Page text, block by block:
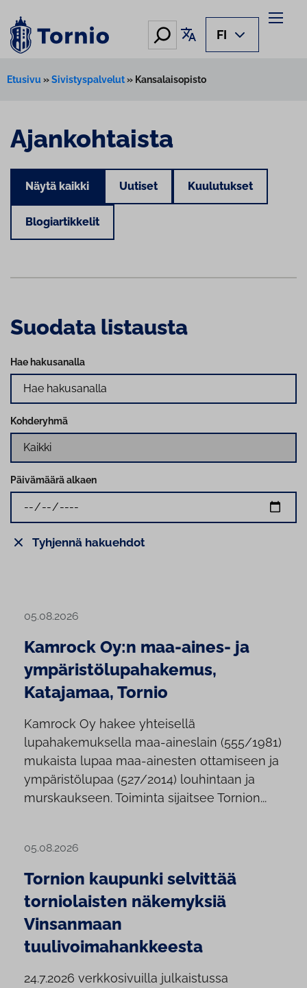
Hae Käännä sivu
FI
Etusivu »Sivistyspalvelut» Kansalaisopisto
Ajankohtaista
Näytä kaikki Uutiset Kuulutukset
Blogiartikkelit
05.08.2026
Kamrock Oy:n maa-aines- ja
ympäristölupahakemus,
Katajamaa, Tornio
Kamrock Oy hakee yhteisellä
lupahakemuksella maa-aineslain (555/1981)
mukaista lupaa maa-ainesten ottamiseen ja
ympäristölupaa (527/2014) louhintaan ja
murskaukseen. Toiminta sijaitsee Tornion...
05.08.2026
Tornion kaupunki selvittää
torniolaisten näkemyksiä
Vinsanmaan
tuulivoimahankkeesta
24.7.2026 verkkosivuilla julkaistussa
Suodata listausta
Hae hakusanalla
Kohderyhmä
Päivämäärä alkaen
Tyhjennä hakuehdot